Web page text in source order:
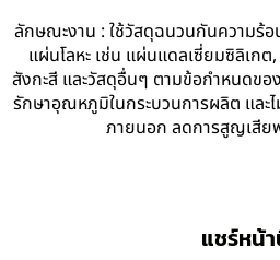
ลักษณะงาน : ใช้วัสดุฉนวนกันความร้
แผ่นโลหะ เช่น แผ่นแดลเซี่ยมซิลิเก
สังกะสี และวัสดุอื่นๆ ตามข้อกำหนดข
รักษาอุณหภูมิในกระบวนการผลิต และ
ภายนอก ลดการสูญเสีย
แชร์หน้